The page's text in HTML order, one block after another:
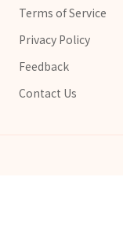
Terms of Service
Privacy Policy
Feedback
Contact Us